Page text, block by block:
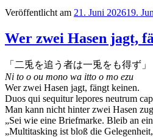
Veröffentlicht am 21. Juni 202619.
Wer zwei Hasen jagt,
「二兎を追う者は一兎をも得ず」
Ni to o ou mono wa itto o mo ezu
Wer zwei Hasen jagt, fängt keinen.
Duos qui sequitur lepores neutrum
Man kann nicht hinter zwei Hasen
„Sei wie eine Briefmarke. Bleib an
„Multitasking ist bloß die